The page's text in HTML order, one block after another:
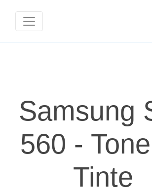
Samsung
560 -
Tinte